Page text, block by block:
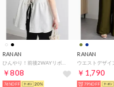
RANAN
￥808
76%OFF 20%
RANAN
￥1,790
79%OFF